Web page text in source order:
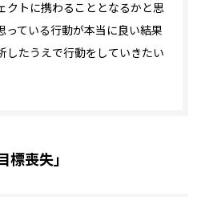
トに携わることとなるかと思
っている行動が本当に良い結果
したうえで行動をしていきたい
喪失」